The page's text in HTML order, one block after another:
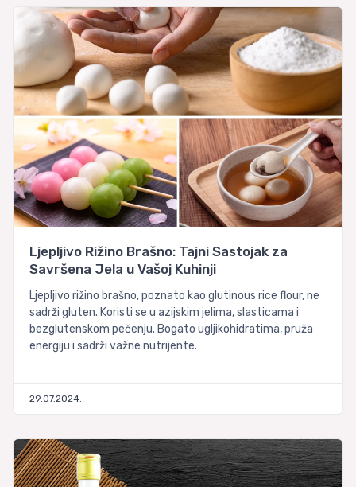
Ljepljivo Rižino Brašno: Tajni Sastojak za
Savršena Jela u Vašoj Kuhinji
Ljepljivo rižino brašno, poznato kao glutinous rice flour, ne
sadrži gluten. Koristi se u azijskim jelima, slasticama i
bezglutenskom pečenju. Bogato ugljikohidratima, pruža
energiju i sadrži važne nutrijente.
29.07.2024.